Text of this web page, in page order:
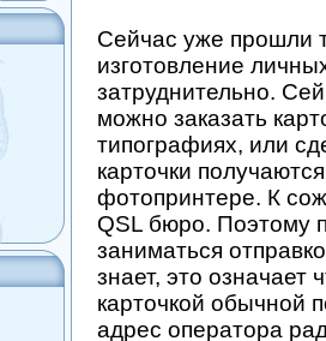
Сейчас уже прошли
изготовление
затруднительно.
можно заказать
типографиях, или
карточки
фотопринтере. К
QSL бюро. Поэтому
заниматься
знает, это означает
карточкой обычной
адрес оператора